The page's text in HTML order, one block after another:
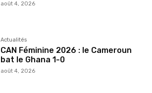
août 4, 2026
Actualités
CAN Féminine 2026 : le Cameroun
bat le Ghana 1-0
août 4, 2026